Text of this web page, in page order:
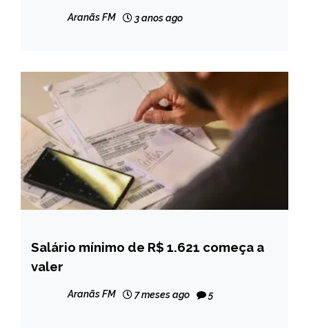
Aranãs FM 3 anos ago
BRASIL
NOTÍCIAS
Salário mínimo de R$ 1.621 começa a
valer
Aranãs FM 7 meses ago 5